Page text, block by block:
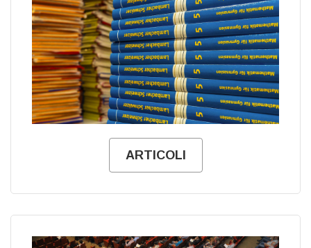
ARTICOLI